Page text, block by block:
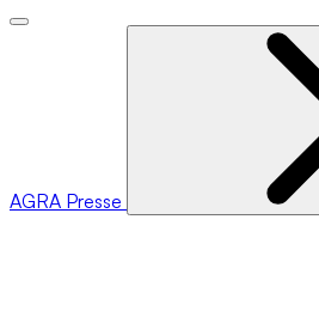
AGRA Presse